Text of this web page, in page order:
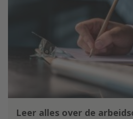
Leer alles over de